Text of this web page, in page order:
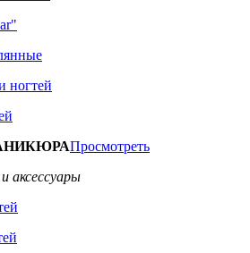
ногтей
Просмотреть
аксессуары